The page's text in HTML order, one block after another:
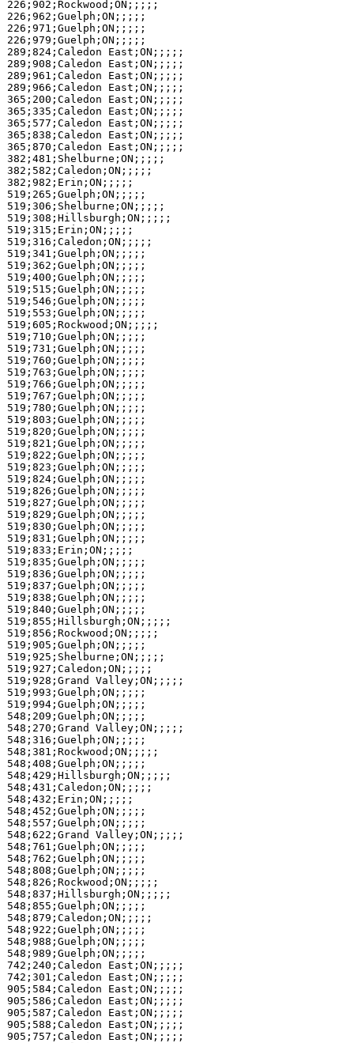
226;902;Rockwood;ON;;;;;
226;962;Guelph;ON;;;;;
226;971;Guelph;ON;;;;;
226;979;Guelph;ON;;;;;
289;824;Caledon East;ON;;;;;
289;908;Caledon East;ON;;;;;
289;961;Caledon East;ON;;;;;
289;966;Caledon East;ON;;;;;
365;200;Caledon East;ON;;;;;
365;335;Caledon East;ON;;;;;
365;577;Caledon East;ON;;;;;
365;838;Caledon East;ON;;;;;
365;870;Caledon East;ON;;;;;
382;481;Shelburne;ON;;;;;
382;582;Caledon;ON;;;;;
382;982;Erin;ON;;;;;
519;265;Guelph;ON;;;;;
519;306;Shelburne;ON;;;;;
519;308;Hillsburgh;ON;;;;;
519;315;Erin;ON;;;;;
519;316;Caledon;ON;;;;;
519;341;Guelph;ON;;;;;
519;362;Guelph;ON;;;;;
519;400;Guelph;ON;;;;;
519;515;Guelph;ON;;;;;
519;546;Guelph;ON;;;;;
519;553;Guelph;ON;;;;;
519;605;Rockwood;ON;;;;;
519;710;Guelph;ON;;;;;
519;731;Guelph;ON;;;;;
519;760;Guelph;ON;;;;;
519;763;Guelph;ON;;;;;
519;766;Guelph;ON;;;;;
519;767;Guelph;ON;;;;;
519;780;Guelph;ON;;;;;
519;803;Guelph;ON;;;;;
519;820;Guelph;ON;;;;;
519;821;Guelph;ON;;;;;
519;822;Guelph;ON;;;;;
519;823;Guelph;ON;;;;;
519;824;Guelph;ON;;;;;
519;826;Guelph;ON;;;;;
519;827;Guelph;ON;;;;;
519;829;Guelph;ON;;;;;
519;830;Guelph;ON;;;;;
519;831;Guelph;ON;;;;;
519;833;Erin;ON;;;;;
519;835;Guelph;ON;;;;;
519;836;Guelph;ON;;;;;
519;837;Guelph;ON;;;;;
519;838;Guelph;ON;;;;;
519;840;Guelph;ON;;;;;
519;855;Hillsburgh;ON;;;;;
519;856;Rockwood;ON;;;;;
519;905;Guelph;ON;;;;;
519;925;Shelburne;ON;;;;;
519;927;Caledon;ON;;;;;
519;928;Grand Valley;ON;;;;;
519;993;Guelph;ON;;;;;
519;994;Guelph;ON;;;;;
548;209;Guelph;ON;;;;;
548;270;Grand Valley;ON;;;;;
548;316;Guelph;ON;;;;;
548;381;Rockwood;ON;;;;;
548;408;Guelph;ON;;;;;
548;429;Hillsburgh;ON;;;;;
548;431;Caledon;ON;;;;;
548;432;Erin;ON;;;;;
548;452;Guelph;ON;;;;;
548;557;Guelph;ON;;;;;
548;622;Grand Valley;ON;;;;;
548;761;Guelph;ON;;;;;
548;762;Guelph;ON;;;;;
548;808;Guelph;ON;;;;;
548;826;Rockwood;ON;;;;;
548;837;Hillsburgh;ON;;;;;
548;855;Guelph;ON;;;;;
548;879;Caledon;ON;;;;;
548;922;Guelph;ON;;;;;
548;988;Guelph;ON;;;;;
548;989;Guelph;ON;;;;;
742;240;Caledon East;ON;;;;;
742;301;Caledon East;ON;;;;;
905;584;Caledon East;ON;;;;;
905;586;Caledon East;ON;;;;;
905;587;Caledon East;ON;;;;;
905;588;Caledon East;ON;;;;;
905;757;Caledon East;ON;;;;;